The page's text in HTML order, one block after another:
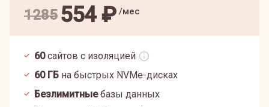
1285 554₽ /мес
60 сайтов с изоляцией
60ГБ на быстрых NVMe-дисках
Безлимитныебазы данных